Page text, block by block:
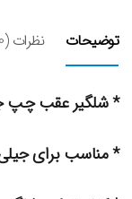
توضیحات نظرات (0)
* شلگیر عقب چپ جیلی
* مناسب برای جیلی امگرند۷